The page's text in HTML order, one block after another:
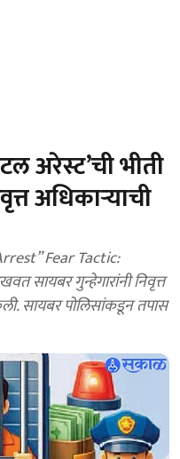
अरेस्ट’ची भीती
अधिकाऱ्याची
Fear Tactic:
सायबर गुन्हेगारांनी निवृत्त
सायबर पोलिसांकडून तपास